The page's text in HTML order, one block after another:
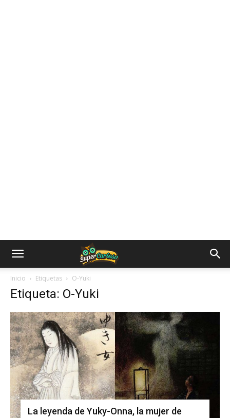
Inicio Etiquetas O-Yuki
Etiqueta: O-Yuki
La leyenda de Yuky-Onna, la mujer de